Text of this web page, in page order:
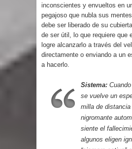
inconscientes y envueltos en
pegajoso que nubla sus
debe ser liberado de su
de ser útil, lo que requiere que
logre alcanzarlo a través del
directamente o enviando a un
a hacerlo.
Sistema:
se vuelve un
milla de
nigromante
siente el
algunos eligen